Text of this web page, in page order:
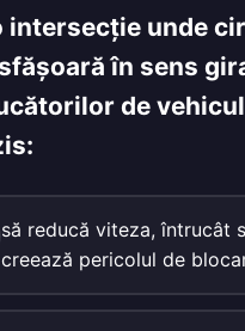
intersecție unde
în sens
de
să reducă viteza, întrucât
creează pericolul de